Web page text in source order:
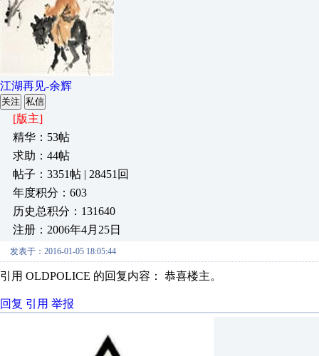
江湖再见-余辉
关注 私信
[版主]
精华：53帖
求助：44帖
帖子：3351帖 | 28451回
年度积分：603
历史总积分：131640
注册：2006年4月25日
发表于：2016-01-05 18:05:44
引用 OLDPOLICE 的回复内容： 恭喜楼主。
回复 引用 举报